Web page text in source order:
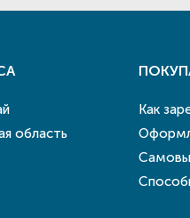
область
Как